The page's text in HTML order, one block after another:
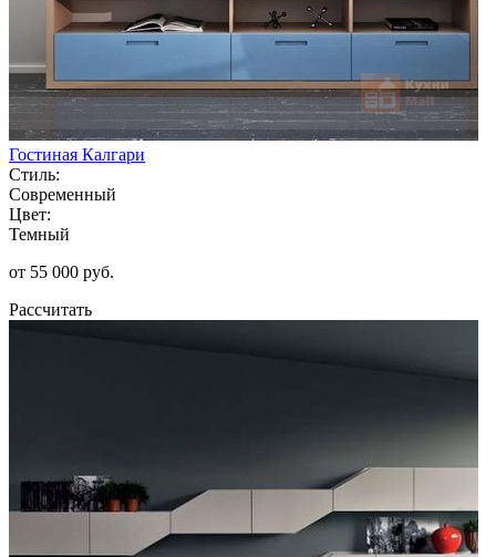
Гостиная Калгари
Стиль:
Современный
Цвет:
Темный
от 55 000 руб.
Рассчитать